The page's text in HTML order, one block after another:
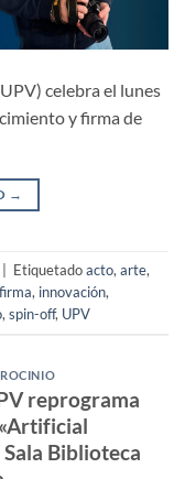
celebra el lunes
y firma de
→
Etiquetadoacto, arte,
firma, innovación,
, spin-off, UPV
reprograma
Biblioteca